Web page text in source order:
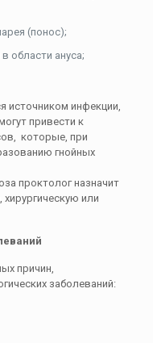
(понос);
области ануса;
источником инфекции,
привести к
которые, при
гнойных
проктолог назначит
или
причин,
заболеваний: